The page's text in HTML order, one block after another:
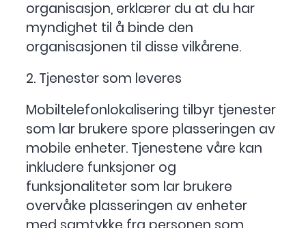
organisasjon, erklærer du at du har
myndighet til å binde den
organisasjonen til disse vilkårene.
2. Tjenester som leveres
Mobiltelefonlokalisering tilbyr tjenester
som lar brukere spore plasseringen av
mobile enheter. Tjenestene våre kan
inkludere funksjoner og
funksjonaliteter som lar brukere
overvåke plasseringen av enheter